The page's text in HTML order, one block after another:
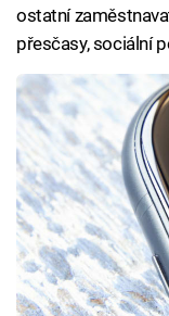
ostatní
přesčasy, sociální